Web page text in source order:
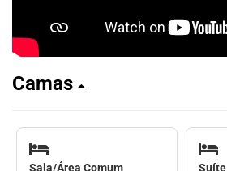
Camas
Sala/Área Comum Suíte